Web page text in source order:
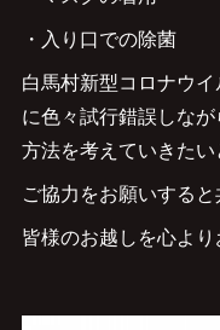
・入り口での除菌
白馬村新型コロナウ
に色々試行錯誤しな
方法を考えていきたい
ご協力をお願いすると
皆様のお越しを心より